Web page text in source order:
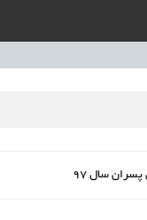
رئیس مرکز منابع
راه‌اندازی «کارخانه
سال 97